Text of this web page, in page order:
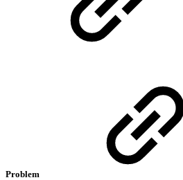
Problem